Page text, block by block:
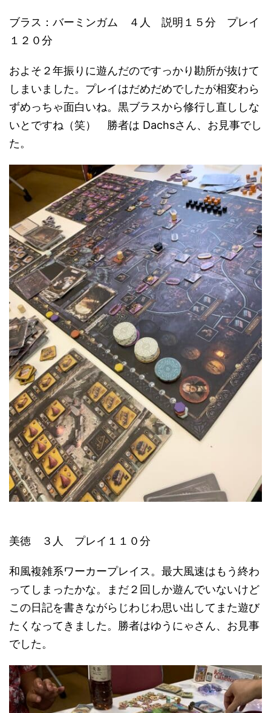
ブラス：バーミンガム ４人 説明１５分 プレイ
１２０分
およそ２年振りに遊んだのですっかり勘所が抜けて
しまいました。プレイはだめだめでしたが相変わら
ずめっちゃ面白いね。黒ブラスから修行し直ししな
いとですね（笑） 勝者は Dachsさん、お見事でし
た。
美徳 ３人 プレイ１１０分
和風複雑系ワーカープレイス。最大風速はもう終わ
ってしまったかな。まだ２回しか遊んでいないけど
この日記を書きながらじわじわ思い出してまた遊び
たくなってきました。勝者はゆうにゃさん、お見事
でした。